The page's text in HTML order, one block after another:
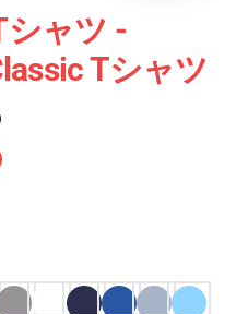
シャツ -
Tシャツ